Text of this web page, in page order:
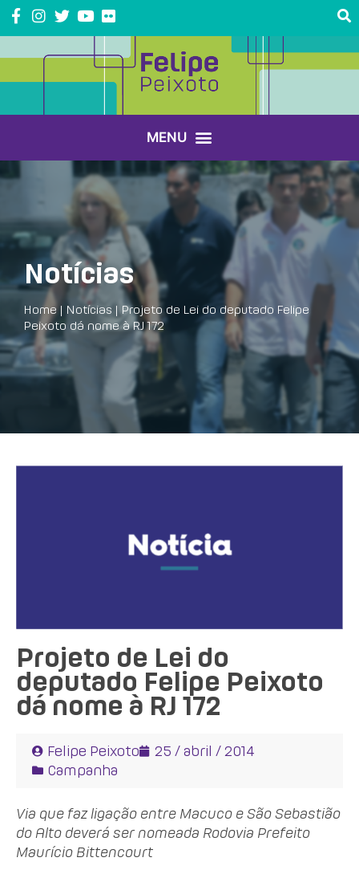
Notícias
Home| Notícias | Projeto de Lei do deputado Felipe
Peixoto dá nome à RJ 172
Projeto de Lei do
deputado Felipe Peixoto
dá nome à RJ 172
Felipe Peixoto
25 / abril / 2014
Campanha
Via que faz ligação entre Macuco e São Sebastião
do Alto deverá ser nomeada Rodovia Prefeito
Maurício Bittencourt